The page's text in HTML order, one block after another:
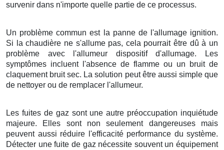
survenir dans n'importe quelle partie de ce processus.
Un problème commun est la panne de l'allumage ignition.
Si la chaudière ne s'allume pas, cela pourrait être dû à un
problème avec l'allumeur dispositif d'allumage. Les
symptômes incluent l'absence de flamme ou un bruit de
claquement bruit sec. La solution peut être aussi simple que
de nettoyer ou de remplacer l'allumeur.
Les fuites de gaz sont une autre préoccupation inquiétude
majeure. Elles sont non seulement dangereuses mais
peuvent aussi réduire l'efficacité performance du système.
Détecter une fuite de gaz nécessite souvent un équipement